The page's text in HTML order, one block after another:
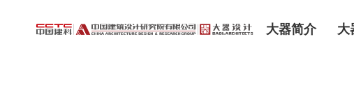
大器简介 大